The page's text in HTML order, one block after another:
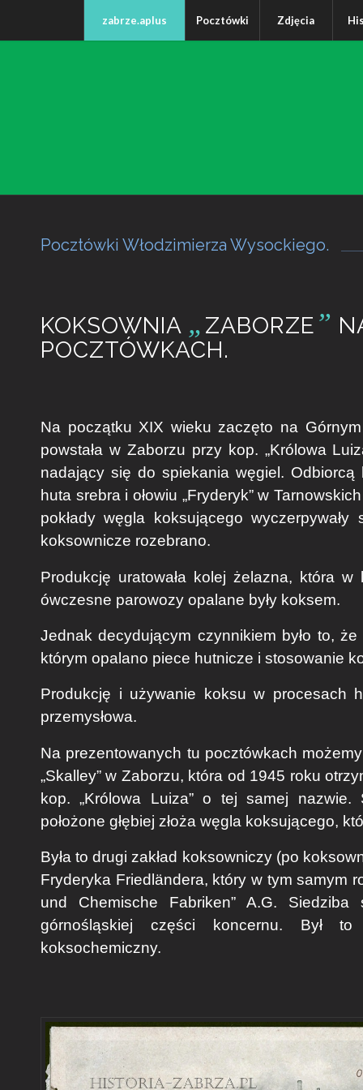
zabrze.aplus Pocztówki Zdjęcia
Pocztówki Włodzimierza Wysockiego.
KOKSOWNIA „ ZABORZE ”
POCZTÓWKACH.
Na początku XIX wieku zaczęto na
powstała w Zaborzu przy kop. „Królowa
nadający się do spiekania węgiel. Odbiorcą
huta srebra i ołowiu „Fryderyk” w
pokłady węgla koksującego
koksownicze rozebrano.
Produkcję uratowała kolej żelazna, która
ówczesne parowozy opalane były koksem.
Jednak decydującym czynnikiem było to,
którym opalano piece hutnicze i stosowanie
Produkcję i używanie koksu w procesach
przemysłowa.
Na prezentowanych tu pocztówkach
„Skalley” w Zaborzu, która od 1945 roku
kop. „Królowa Luiza” o tej samej nazwie.
położone głębiej złoża węgla koksującego,
Była to drugi zakład koksowniczy (po
Fryderyka Friedländera, który w tym samym
und Chemische Fabriken” A.G.
górnośląskiej części koncernu. Był
koksochemiczny.